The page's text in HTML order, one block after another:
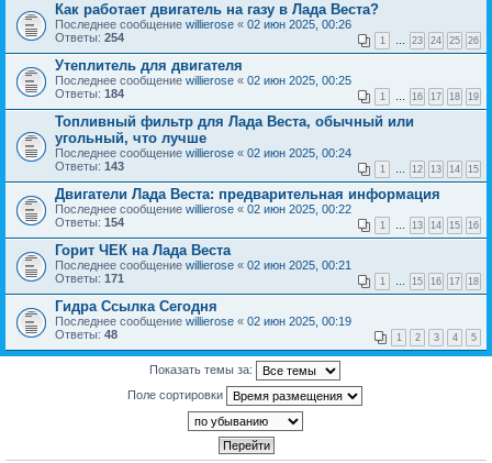
Как работает двигатель на газу в Лада Веста?
Последнее сообщение willierose « 02 июн 2025, 00:26
Ответы: 254 1 … 23 24 25 26
Утеплитель для двигателя
Последнее сообщение willierose « 02 июн 2025, 00:25
Ответы: 184 1 … 16 17 18 19
Топливный фильтр для Лада Веста, обычный или
угольный, что лучше
Последнее сообщение willierose « 02 июн 2025, 00:24
Ответы: 143 1 … 12 13 14 15
Двигатели Лада Веста: предварительная информация
Последнее сообщение willierose « 02 июн 2025, 00:22
Ответы: 154 1 … 13 14 15 16
Горит ЧЕК на Лада Веста
Последнее сообщение willierose « 02 июн 2025, 00:21
Ответы: 171 1 … 15 16 17 18
Гидра Ссылка Сегодня
Последнее сообщение willierose « 02 июн 2025, 00:19
Ответы: 48 1 2 3 4 5
Показать темы за:
Поле сортировки